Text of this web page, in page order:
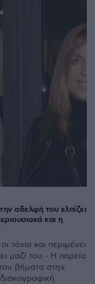
αδελφή του ελπίζει
και η
τόνοι και περιμένει
μαζί του - Η πορεία
βήματα στην